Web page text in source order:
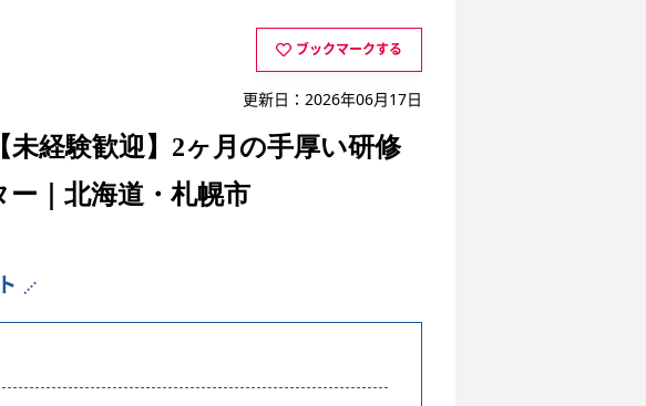
ブックマークする
更新日：2026年06月17日
経験歓迎】2ヶ月の手厚い研修
｜北海道・札幌市